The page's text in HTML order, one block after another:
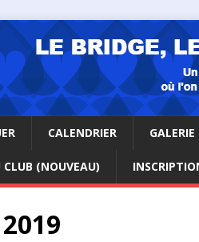
CALENDRIER
CLUB (NOUVEAU)